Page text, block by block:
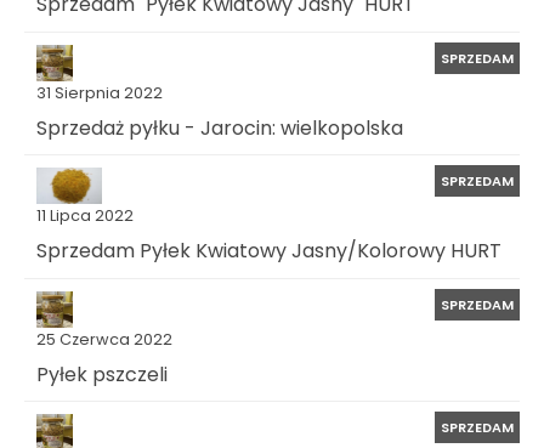
31 Sierpnia 2022
SPRZEDAM
Sprzedaż pyłku - Jarocin: wielkopolska
11 Lipca 2022
SPRZEDAM
Sprzedam Pyłek Kwiatowy Jasny/Kolorowy HURT
25 Czerwca 2022
SPRZEDAM
Pyłek pszczeli
SPRZEDAM